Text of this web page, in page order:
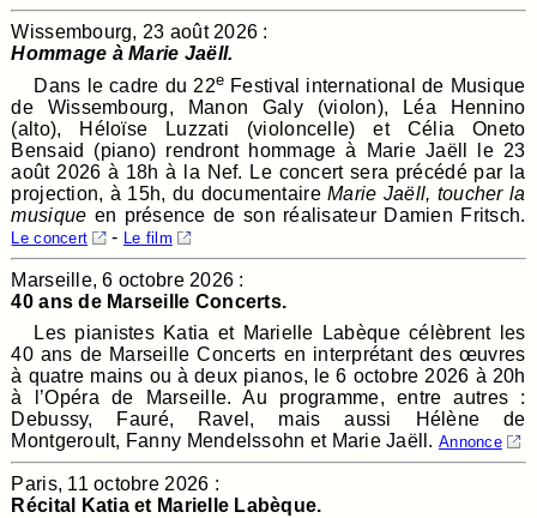
Wissembourg, 23 août 2026 :
Hommage à Marie Jaëll.
Dans le cadre du 22e Festival international de Musique
de Wissembourg, Manon Galy (violon), Léa Hennino
(alto), Héloïse Luzzati (violoncelle) et Célia Oneto
Bensaid (piano) rendront hommage à Marie Jaëll le 23
août 2026 à 18h à la Nef. Le concert sera précédé par la
projection, à 15h, du documentaireMarie Jaëll, toucher la
musique en présence de son réalisateur Damien Fritsch.
Le concert - Le film
Marseille, 6 octobre 2026 :
40 ans de Marseille Concerts.
Les pianistes Katia et Marielle Labèque célèbrent les
40 ans de Marseille Concerts en interprétant des œuvres
à quatre mains ou à deux pianos, le 6 octobre 2026 à 20h
à l’Opéra de Marseille. Au programme, entre autres :
Debussy, Fauré, Ravel, mais aussi Hélène de
Montgeroult, Fanny Mendelssohn et Marie Jaëll.Annonce
Paris, 11 octobre 2026 :
Récital Katia et Marielle Labèque.